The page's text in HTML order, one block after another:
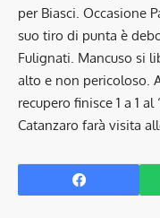
per Biasci. Occasione
suo tiro di punta è
Fulignati. Mancuso si
alto e non pericoloso.
recupero finisce 1 a 1
Catanzaro farà visita